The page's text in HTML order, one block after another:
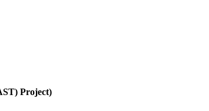
Project)